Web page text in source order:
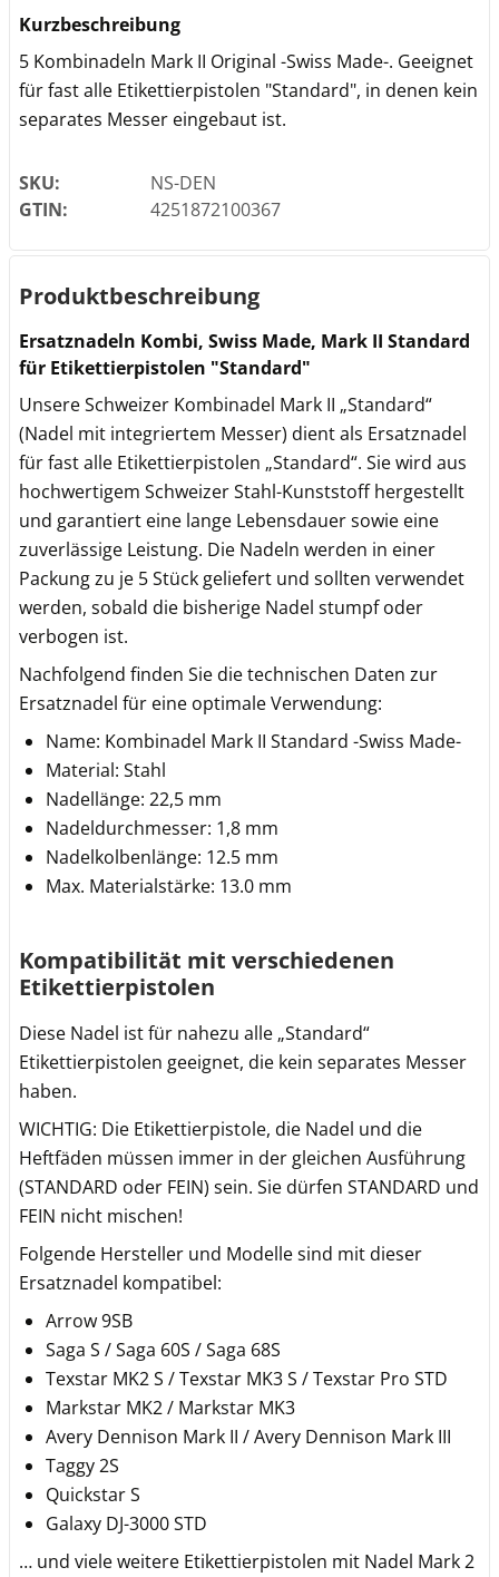
Kurzbeschreibung
5 Kombinadeln Mark II Original -Swiss Made-. Geeignet
für fast alle Etikettierpistolen "Standard", in denen kein
separates Messer eingebaut ist.
SKU:
NS-DEN
GTIN:
4251872100367
Produktbeschreibung
Ersatznadeln Kombi, Swiss Made, Mark II Standard
für Etikettierpistolen "Standard"
Unsere Schweizer Kombinadel Mark II „Standard“
(Nadel mit integriertem Messer) dient als Ersatznadel
für fast alle Etikettierpistolen „Standard“. Sie wird aus
hochwertigem Schweizer Stahl-Kunststoff hergestellt
und garantiert eine lange Lebensdauer sowie eine
zuverlässige Leistung. Die Nadeln werden in einer
Packung zu je 5 Stück geliefert und sollten verwendet
werden, sobald die bisherige Nadel stumpf oder
verbogen ist.
Nachfolgend finden Sie die technischen Daten zur
Ersatznadel für eine optimale Verwendung:
Name: Kombinadel Mark II Standard -Swiss Made-
Material: Stahl
Nadellänge: 22,5 mm
Nadeldurchmesser: 1,8 mm
Nadelkolbenlänge: 12.5 mm
Max. Materialstärke: 13.0 mm
Kompatibilität mit verschiedenen
Etikettierpistolen
Diese Nadel ist für nahezu alle „Standard“
Etikettierpistolen geeignet, die kein separates Messer
haben.
WICHTIG: Die Etikettierpistole, die Nadel und die
Heftfäden müssen immer in der gleichen Ausführung
(STANDARD oder FEIN) sein. Sie dürfen STANDARD und
FEIN nicht mischen!
Folgende Hersteller und Modelle sind mit dieser
Ersatznadel kompatibel:
Arrow 9SB
Saga S / Saga 60S / Saga 68S
Texstar MK2 S / Texstar MK3 S / Texstar Pro STD
Markstar MK2 / Markstar MK3
Avery Dennison Mark II / Avery Dennison Mark III
Taggy 2S
Quickstar S
Galaxy DJ-3000 STD
… und viele weitere Etikettierpistolen mit Nadel Mark 2